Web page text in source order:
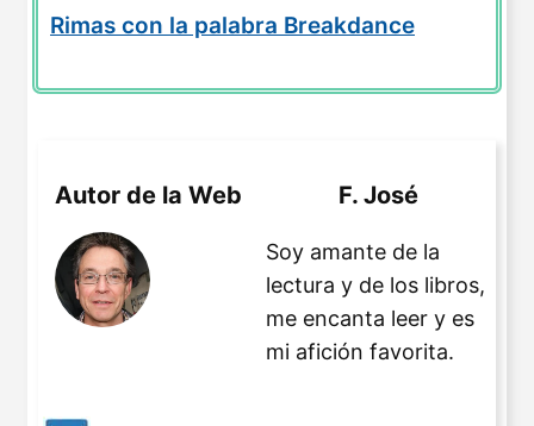
Rimas con la palabra Breakdance
Autor de la Web F. José
Soy amante de la
lectura y de los libros,
me encanta leer y es
mi afición favorita.